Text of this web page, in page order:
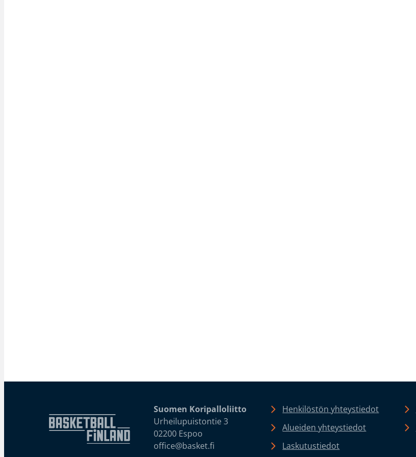
Suomen Koripalloliitto
Urheilupuistontie 3
02200 Espoo
office@basket.fi
Henkilöstön yhteystiedot
Alueiden yhteystiedot
Laskutustiedot